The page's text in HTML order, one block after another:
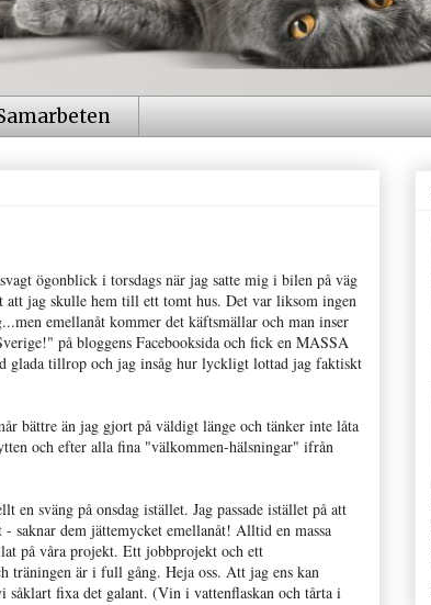
ögonblick i torsdags när jag satte mig i bilen på väg
att jag skulle hem till ett tomt hus. Det var liksom ingen
emellanåt kommer det käftsmällar och man inser
på bloggens Facebooksida och fick en MASSA
glada tillrop och jag insåg hur lyckligt lottad jag faktiskt
bättre än jag gjort på väldigt länge och tänker inte låta
och efter alla fina "välkommen-hälsningar" ifrån
en sväng på onsdag istället. Jag passade istället på att
saknar dem jättemycket emellanåt! Alltid en massa
på våra projekt. Ett jobbprojekt och ett
träningen är i full gång. Heja oss. Att jag ens kan
fixa det galant. (Vin i vattenflaskan och tårta i